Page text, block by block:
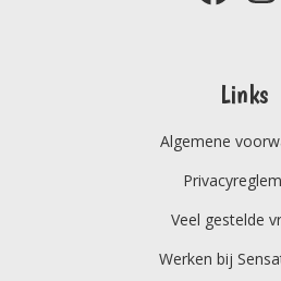
Links
Algemene
Veel gestelde
Werken bij